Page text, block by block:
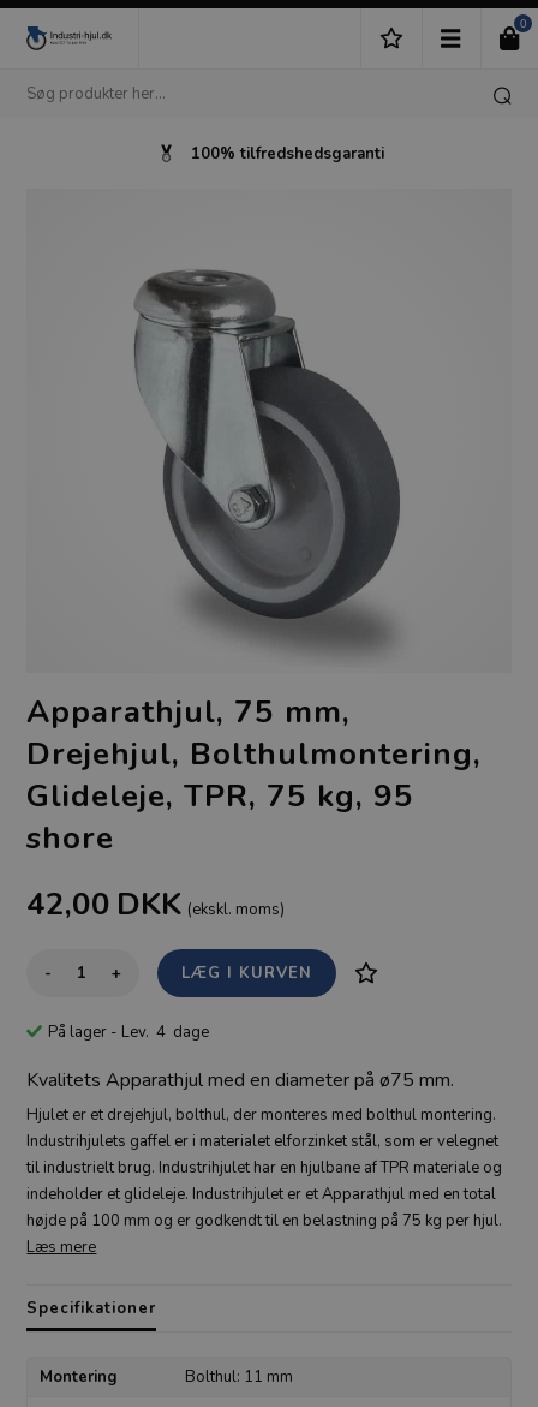
0
100% tilfredshedsgaranti
Apparathjul, 75 mm,
Drejehjul, Bolthulmontering,
Glideleje, TPR, 75 kg, 95
shore
42,00 DKK (ekskl. moms)
- +
På lager - Lev. 4 dage
Kvalitets Apparathjul med en diameter på ø75 mm.
Hjulet er et drejehjul, bolthul, der monteres med bolthul montering.
Industrihjulets gaffel er i materialet elforzinket stål, som er velegnet
til industrielt brug. Industrihjulet har en hjulbane af TPR materiale og
indeholder et glideleje. Industrihjulet er et Apparathjul med en total
højde på 100 mm og er godkendt til en belastning på 75 kg per hjul.
Læs mere
Specifikationer
Montering
Bolthul: 11 mm